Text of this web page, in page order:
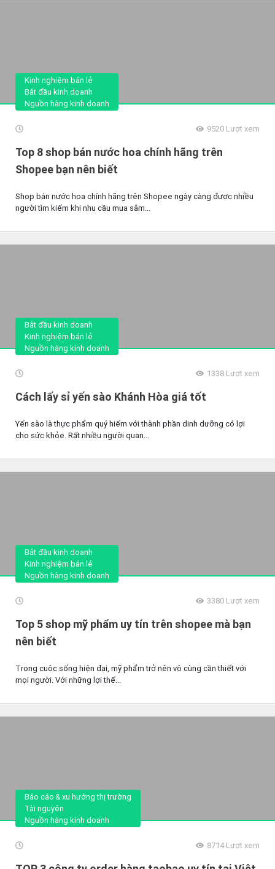
Kinh nghiệm bán lẻ
Bắt đầu kinh doanh
Nguồn hàng kinh doanh
9520 Lượt xem
Top 8 shop bán nước hoa chính hãng trên
Shopee bạn nên biết
Shop bán nước hoa chính hãng trên Shopee ngày càng được nhiều
người tìm kiếm khi nhu cầu mua sắm...
Bắt đầu kinh doanh
Kinh nghiệm bán lẻ
Nguồn hàng kinh doanh
1338 Lượt xem
Cách lấy sỉ yến sào Khánh Hòa giá tốt
Yến sào là thực phẩm quý hiếm với thành phần dinh dưỡng có lợi
cho sức khỏe. Rất nhiều người quan...
Bắt đầu kinh doanh
Kinh nghiệm bán lẻ
Nguồn hàng kinh doanh
3380 Lượt xem
Top 5 shop mỹ phẩm uy tín trên shopee mà bạn
nên biết
Trong cuộc sống hiện đại, mỹ phẩm trở nên vô cùng cần thiết với
mọi người. Với những lợi thế...
Báo cáo & xu hướng thị trường
Tài nguyên
Nguồn hàng kinh doanh
8714Lượt xem